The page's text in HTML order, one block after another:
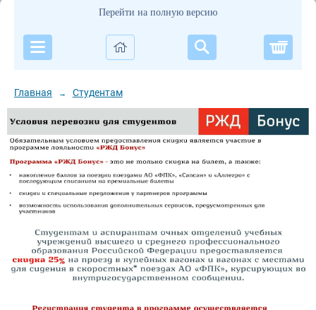
Перейти на полную версию
Главная → Студентам